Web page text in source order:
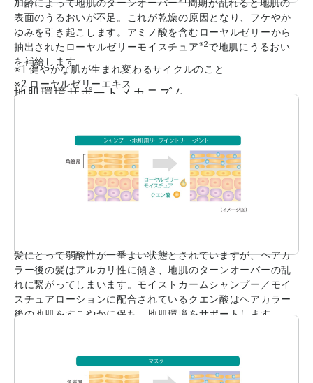
加齢によって地肌のターンオーバー
周期が乱れると地肌の
表面のうるおいが不足。これが乾燥の原因となり、フケやか
ゆみを引き起こします。アミノ酸を含むローヤルゼリーから
抽出されたローヤルゼリーモイスチュア※2で地肌にうるおい
を補給します。
※1 健やかな肌が生まれ変わるサイクルのこと
※2 ローヤルゼリーエキス
地肌環境サポートメカニズム
髪にとって弱酸性が一番よい状態とされていますが、ヘアカ
ラー後の髪はアルカリ性に傾き、地肌のターンオーバーの乱
れに繋がってしまいます。モイストカームシャンプー／モイ
スチュアローションに配合されているクエン酸はヘアカラー
後の地肌をすこやかに保ち、地肌環境をサポートします。